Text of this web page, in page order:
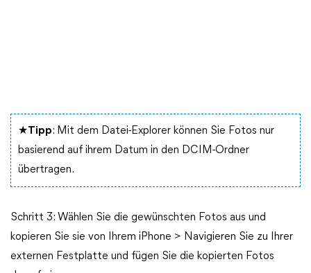
★Tipp: Mit dem Datei-Explorer können Sie Fotos nur
basierend auf ihrem Datum in den DCIM-Ordner
übertragen.
Schritt 3: Wählen Sie die gewünschten Fotos aus und
kopieren Sie sie von Ihrem iPhone > Navigieren Sie zu Ihrer
externen Festplatte und fügen Sie die kopierten Fotos